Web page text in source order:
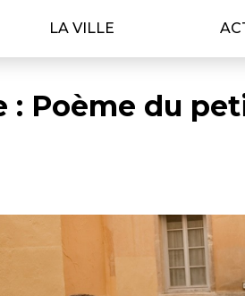
LA VILLE
: Poème du